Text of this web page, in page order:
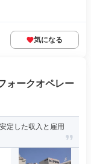
気になる
ォークオペレー
定した収入と雇用